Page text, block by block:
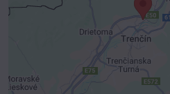
Prajete si načítať externý
Povoliť tentokrát
Povoliť a zapamätať -
cookie: Funkčné